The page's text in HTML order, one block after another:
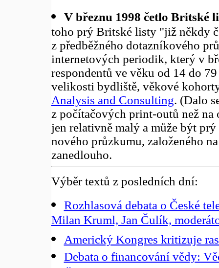
V březnu 1998 četlo Britské
toho prý Britské listy "již někdy
z předběžného dotazníkového
internetových periodik, který v
respondentů ve věku od 14 do
velikosti bydliště, věkové
Analysis and Consulting. (Dalo
z počítačových print-outů než na
jen relativně malý a může být
nového průzkumu, založeného
zanedlouho.
Výběr textů z posledních dní:
Rozhlasová debata o České
Milan Kruml, Jan Čulík,
Americký Kongres kritizuje
Debata o financování vědy: